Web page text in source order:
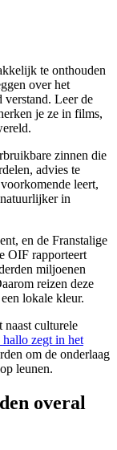
te onthouden
over het
Leer de
je ze in films,
zinnen die
advies te
leert,
in
en de Franstalige
OIF rapporteert
miljoenen
reizen deze
lokale kleur.
naast culturele
hallo zegt in het
om de onderlaag
leunen.
overal